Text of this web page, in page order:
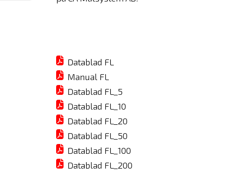
Datablad FL
Manual FL
Datablad FL_5
Datablad FL_10
Datablad FL_20
Datablad FL_50
Datablad FL_100
Datablad FL_200